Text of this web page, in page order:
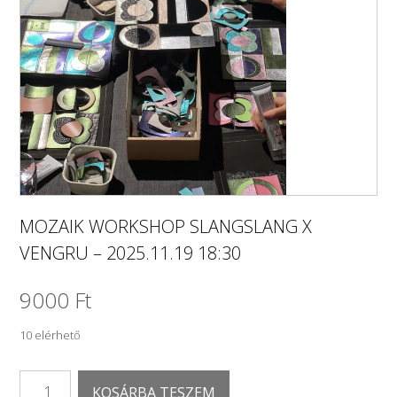
MOZAIK WORKSHOP SLANGSLANG X
VENGRU – 2025.11.19 18:30
9000 Ft
10 elérhető
KOSÁRBA TESZEM